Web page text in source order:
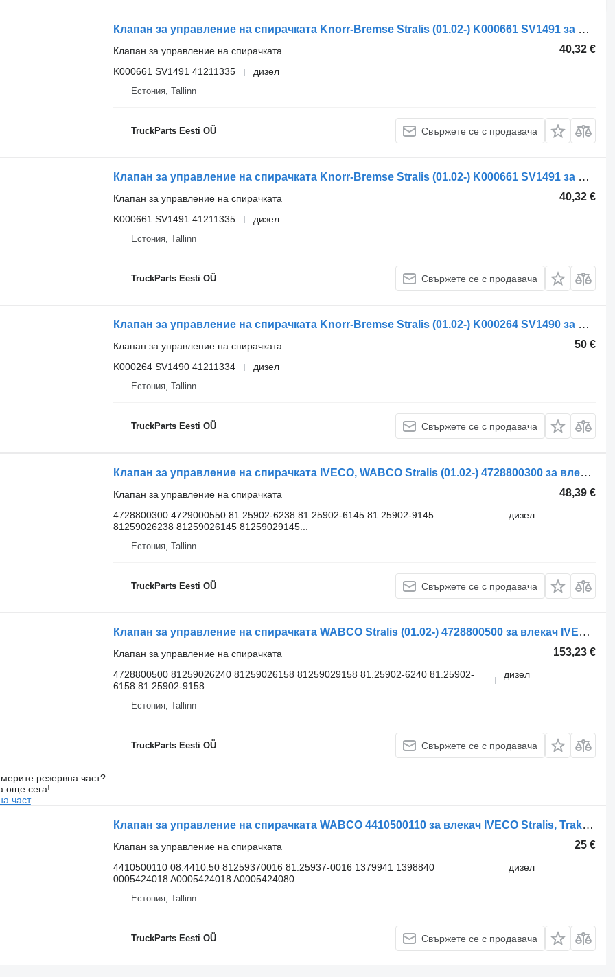
Клапан за управление на спирачката Knorr-Bremse Stralis (01.02-) K000661 SV1491 за влекач IVECO Stralis, Trakker (2002-)
40,32 €
Клапан за управление на спирачката
K000661 SV1491 41211335
дизел
Естония, Tallinn
TruckParts Eesti OÜ Свържете се с продавача
Клапан за управление на спирачката Knorr-Bremse Stralis (01.02-) K000661 SV1491 за влекач IVECO Stralis, Trakker (2002-)
40,32 €
Клапан за управление на спирачката
K000661 SV1491 41211335
дизел
Естония, Tallinn
TruckParts Eesti OÜ Свържете се с продавача
Клапан за управление на спирачката Knorr-Bremse Stralis (01.02-) K000264 SV1490 за влекач IVECO Stralis, Trakker (2002-)
50 €
Клапан за управление на спирачката
K000264 SV1490 41211334
дизел
Естония, Tallinn
TruckParts Eesti OÜ Свържете се с продавача
Клапан за управление на спирачката IVECO, WABCO Stralis (01.02-) 4728800300 за влекач IVECO Stralis, Trakker (2002-)
48,39 €
Клапан за управление на спирачката
4728800300 4729000550 81.25902-6238 81.25902-6145 81.25902-9145
81259026238 81259026145 81259029145...
дизел
Естония, Tallinn
TruckParts Eesti OÜ Свържете се с продавача
Клапан за управление на спирачката WABCO Stralis (01.02-) 4728800500 за влекач IVECO Stralis, Trakker (2002-)
153,23 €
Клапан за управление на спирачката
4728800500 81259026240 81259026158 81259029158 81.25902-6240 81.25902-
6158 81.25902-9158
дизел
Естония, Tallinn
TruckParts Eesti OÜ Свържете се с продавача
резервна част?
още сега!
част
Клапан за управление на спирачката WABCO 4410500110 за влекач IVECO Stralis, Trakker (2002-)
25 €
Клапан за управление на спирачката
4410500110 08.4410.50 81259370016 81.25937-0016 1379941 1398840
0005424018 A0005424018 A0005424080...
дизел
Естония, Tallinn
TruckParts Eesti OÜ Свържете се с продавача